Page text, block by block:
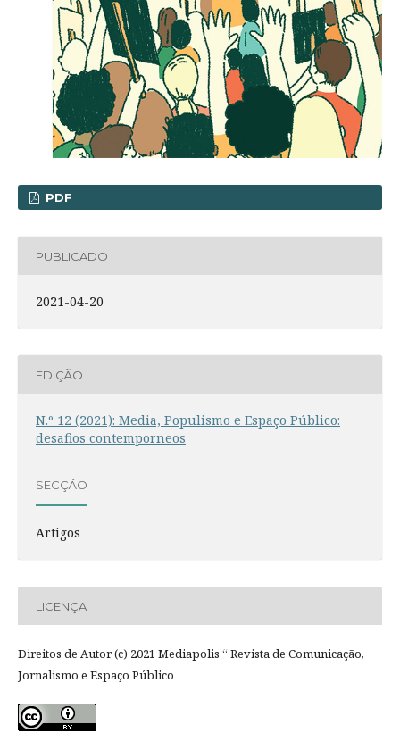
PDF
PUBLICADO
2021-04-20
EDIÇÃO
N.º 12 (2021): Media, Populismo e Espaço Público:
desafios contemporneos
SECÇÃO
Artigos
LICENÇA
Direitos de Autor (c) 2021 Mediapolis “ Revista de Comunicação,
Jornalismo e Espaço Público